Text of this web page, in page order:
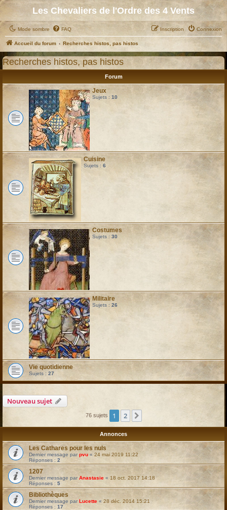
Les Chevaliers de l'Ordre des 4 Vents
Mode sombre FAQ Connexion
Inscription
Accueil du forum Recherches histos, pas histos
Recherches histos, pas histos
Forum
Jeux
Sujets : 10
Cuisine
Sujets : 6
Costumes
Sujets : 30
Militaire
Sujets : 26
Vie quotidienne
Sujets : 27
Nouveau sujet
76 sujets 1 2
Annonces
Les Cathares pour les nuls
Dernier message parpvu « 24 mai 2019 11:22
Réponses : 2
1207
Dernier message parAnastasie « 18 oct. 2017 14:18
Réponses : 5
Bibliothèques
Dernier message parLucette « 28 déc. 2014 15:21
Réponses : 17